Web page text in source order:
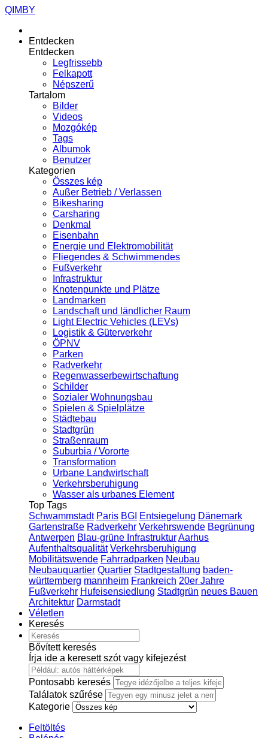
QIMBY
Entdecken
Entdecken
Legfrissebb
Felkapott
Népszerű
Tartalom
Bilder
Videos
Mozgókép
Tags
Albumok
Benutzer
Kategorien
Összes kép
Außer Betrieb / Verlassen
Bikesharing
Carsharing
Denkmal
Eisenbahn
Energie und Elektromobilität
Fliegendes & Schwimmendes
Fußverkehr
Infrastruktur
Knotenpunkte und Plätze
Landmarken
Landschaft und ländlicher Raum
Light Electric Vehicles (LEVs)
Logistik & Güterverkehr
ÖPNV
Parken
Radverkehr
Regenwasserbewirtschaftung
Schilder
Sozialer Wohnungsbau
Spielen & Spielplätze
Städtebau
Stadtgrün
Straßenraum
Suburbia / Vororte
Transformation
Urbane Landwirtschaft
Verkehrsberuhigung
Wasser als urbanes Element
Top Tags
Schwammstadt Paris BGI Entsiegelung Dänemark
Gartenstraße Radverkehr Verkehrswende Begrünung
Antwerpen Blau-grüne InfrastrukturAarhus
Aufenthaltsqualität Verkehrsberuhigung
Mobilitätswende Fahrradparken Neubau
Neubauquartier Quartier Stadtgestaltung baden-
württemberg mannheim Frankreich 20er Jahre
Fußverkehr Hufeisensiedlung Stadtgrün neues Bauen
Architektur Darmstadt
Véletlen
Keresés
Bővített keresés
Írja ide a keresett szót vagy kifejezést
Pontosabb keresés
Találatok szűrése
Kategorie
Feltöltés